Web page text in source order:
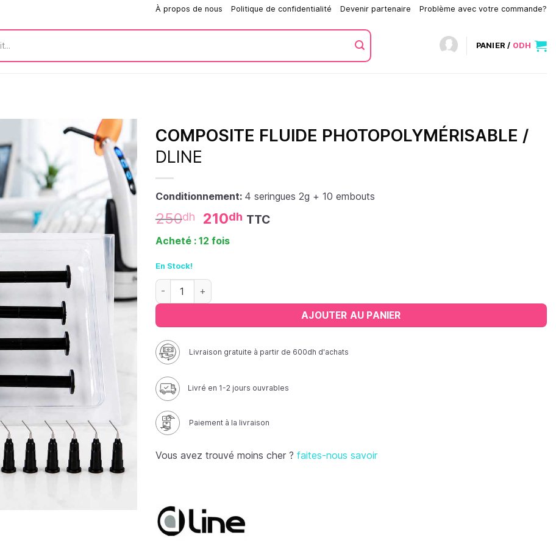
À propos de nous Politique de confidentialité Devenir partenaire Problème avec votre commande?
PANIER / 0DH
COMPOSITE FLUIDE PHOTOPOLYMÉRISABLE /
DLINE
Conditionnement: 4 seringues 2g + 10 embouts
250dh 210dh TTC
Acheté : 12 fois
En Stock!
quantité de Composite fluide photopolymérisable
AJOUTER AU PANIER
Livraison gratuite à partir de 600dh d'achats
Livré en 1-2 jours ouvrables
Paiement à la livraison
Vous avez trouvé moins cher ? faites-nous savoir